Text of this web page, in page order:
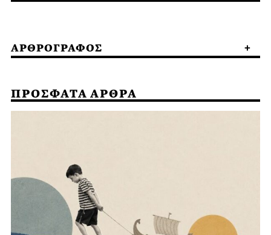
ΑΡΘΡΟΓΡΑΦΟΣ
ΠΡΟΣΦΑΤΑ ΑΡΘΡΑ